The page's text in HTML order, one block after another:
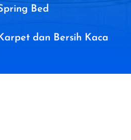
Bed
dan Bersih Kaca